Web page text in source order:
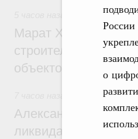
о
Экономика
Марат Хуснуллин:
строительство и
объектов
Александр Козлов
ликвидации